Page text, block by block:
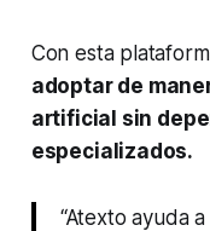
Con esta
adoptar de
artificial sin
especializados.
“Atexto ayuda